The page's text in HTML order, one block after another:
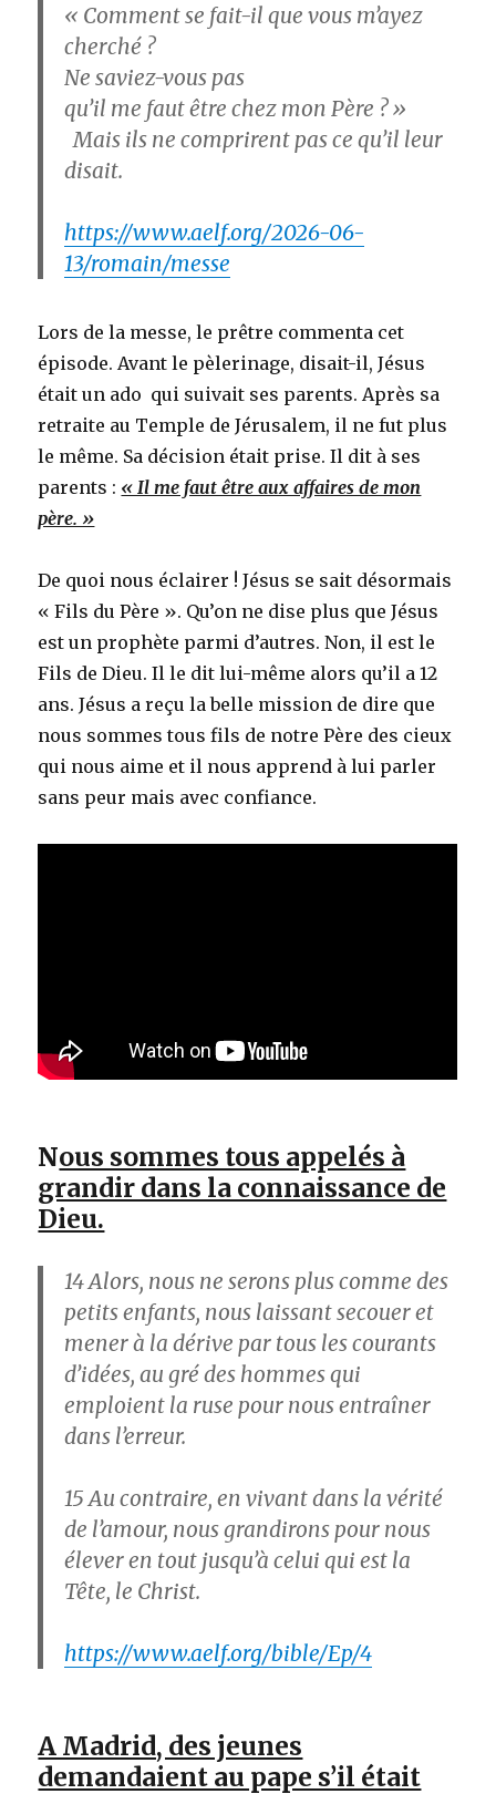
« Comment se fait-il que vous m’ayez
cherché ?
Ne saviez-vous pas
qu’il me faut être chez mon Père ? »
Mais ils ne comprirent pas ce qu’il leur
disait.
https://www.aelf.org/2026-06-
13/romain/messe
Lors de la messe, le prêtre commenta cet
épisode. Avant le pèlerinage, disait-il, Jésus
était un ado qui suivait ses parents. Après sa
retraite au Temple de Jérusalem, il ne fut plus
le même. Sa décision était prise. Il dit à ses
parents : « Il me faut être aux affaires de mon
père. »
De quoi nous éclairer ! Jésus se sait désormais
« Fils du Père ». Qu’on ne dise plus que Jésus
est un prophète parmi d’autres. Non, il est le
Fils de Dieu. Il le dit lui-même alors qu’il a 12
ans. Jésus a reçu la belle mission de dire que
nous sommes tous fils de notre Père des cieux
qui nous aime et il nous apprend à lui parler
sans peur mais avec confiance.
Nous sommes tous appelés à
grandir dans la connaissance de
Dieu.
14Alors, nous ne serons plus comme des
petits enfants, nous laissant secouer et
mener à la dérive par tous les courants
d’idées, au gré des hommes qui
emploient la ruse pour nous entraîner
dans l’erreur.
15 Au contraire, en vivant dans la vérité
de l’amour, nous grandirons pour nous
élever en tout jusqu’à celui qui est la
Tête, le Christ.
https://www.aelf.org/bible/Ep/4
A Madrid, des jeunes
demandaient au pape s’il était